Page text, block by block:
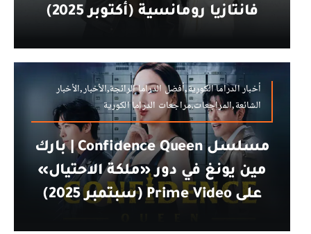
فانتازيا رومانسية (أكتوبر 2025)
أخبار الدراما الكورية,أفضل الدراما الرائجة,الأخبار,الأخبار
الشائعة,المراجعات,مراجعات الدراما الكورية
مسلسل Confidence Queen | بارك
مين يونغ في دور «ملكة الاحتيال»
على Prime Video (سبتمبر 2025)